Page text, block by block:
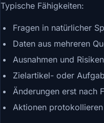
Typische Fähigkeiten:
Fragen in natürlicher
Daten aus mehreren
Ausnahmen und
Zielartikel- oder
Änderungen erst nach
Aktionen protokollieren